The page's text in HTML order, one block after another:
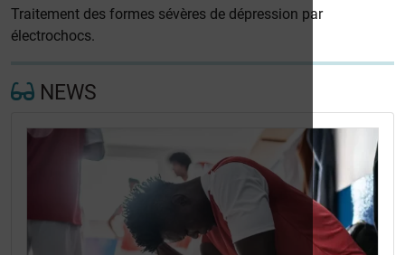
Traitement des formes sévères de dépression par
électrochocs.
NEWS